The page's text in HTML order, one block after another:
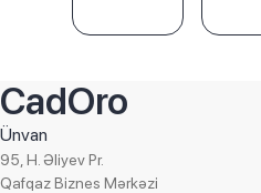
CadOro
Ünvan
95, H. Əliyev Pr.
Qafqaz Biznes Mərkəzi